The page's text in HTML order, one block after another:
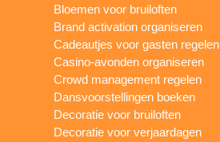
Bloemen voor bruiloften
Brand activation organiseren
Cadeautjes voor gasten regelen
Casino-avonden organiseren
Crowd management regelen
Dansvoorstellingen boeken
Decoratie voor bruiloften
Decoratie voor verjaardagen